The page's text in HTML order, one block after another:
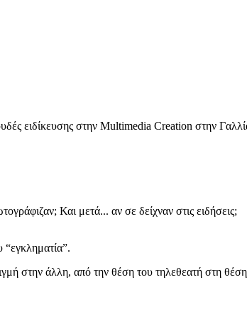
ειδίκευσης στην Multimedia Creation στην
Και μετά... αν σε δείχναν στις ειδήσεις;
“εγκληματία”.
στην άλλη, από την θέση του τηλεθεατή στη θέση